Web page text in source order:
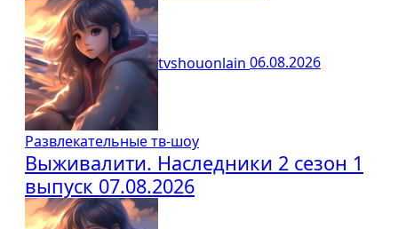
tvshouonlain 06.08.2026
Развлекательные тв-шоу
Выживалити. Наследники 2 сезон 1
выпуск 07.08.2026